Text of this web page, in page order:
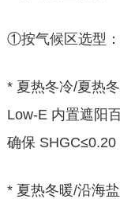
①按气候区选型：
* 夏热冬冷/夏热
Low-E 内置遮阳
确保 SHGC≤0.20
* 夏热冬暖/沿海